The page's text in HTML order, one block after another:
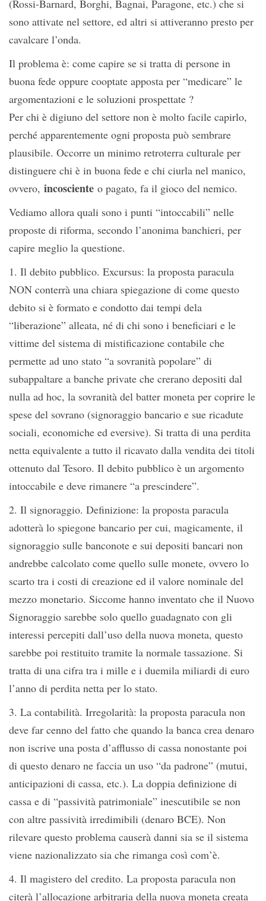
(Rossi-Barnard, Borghi, Bagnai, Paragone, etc.) che si
sono attivate nel settore, ed altri si attiveranno presto per
cavalcare l’onda.
Il problema è: come capire se si tratta di persone in
buona fede oppure cooptate apposta per “medicare” le
argomentazioni e le soluzioni prospettate ?
Per chi è digiuno del settore non è molto facile capirlo,
perché apparentemente ogni proposta può sembrare
plausibile. Occorre un minimo retroterra culturale per
distinguere chi è in buona fede e chi ciurla nel manico,
ovvero, incosciente o pagato, fa il gioco del nemico.
Vediamo allora quali sono i punti “intoccabili” nelle
proposte di riforma, secondo l’anonima banchieri, per
capire meglio la questione.
1. Il debito pubblico. Excursus: la proposta paracula
NON conterrà una chiara spiegazione di come questo
debito si è formato e condotto dai tempi dela
“liberazione” alleata, né di chi sono i beneficiari e le
vittime del sistema di mistificazione contabile che
permette ad uno stato “a sovranità popolare” di
subappaltare a banche private che crerano depositi dal
nulla ad hoc, la sovranità del batter moneta per coprire le
spese del sovrano (signoraggio bancario e sue ricadute
sociali, economiche ed eversive). Si tratta di una perdita
netta equivalente a tutto il ricavato dalla vendita dei titoli
ottenuto dal Tesoro. Il debito pubblico è un argomento
intoccabile e deve rimanere “a prescindere”.
2. Il signoraggio. Definizione: la proposta paracula
adotterà lo spiegone bancario per cui, magicamente, il
signoraggio sulle banconote e sui depositi bancari non
andrebbe calcolato come quello sulle monete, ovvero lo
scarto tra i costi di creazione ed il valore nominale del
mezzo monetario. Siccome hanno inventato che il Nuovo
Signoraggio sarebbe solo quello guadagnato con gli
interessi percepiti dall’uso della nuova moneta, questo
sarebbe poi restituito tramite la normale tassazione. Si
tratta di una cifra tra i mille e i duemila miliardi di euro
l’anno di perdita netta per lo stato.
3. La contabilità. Irregolarità: la proposta paracula non
deve far cenno del fatto che quando la banca crea denaro
non iscrive una posta d’afflusso di cassa nonostante poi
di questo denaro ne faccia un uso “da padrone” (mutui,
anticipazioni di cassa, etc.). La doppia definizione di
cassa e di “passività patrimoniale” inescutibile se non
con altre passività irredimibili (denaro BCE). Non
rilevare questo problema causerà danni sia se il sistema
viene nazionalizzato sia che rimanga così com’è.
4. Il magistero del credito. La proposta paracula non
citerà l’allocazione arbitraria della nuova moneta creata